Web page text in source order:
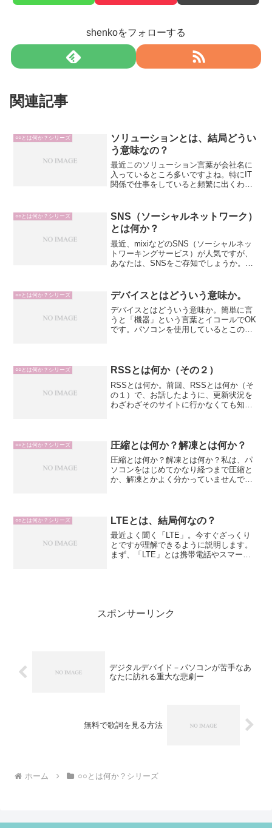
shenkoをフォローする
関連記事
○○とは何か？シリーズ
ソリューションとは、結局どうい
う意味なの？
最近このソリューション言葉が会社名に
入っているところ多いですよね。特にIT
関係で仕事をしていると頻繁に出くわし
で使うこともよくあります。そんな「ソ
リューション」をこのエ...
○○とは何か？シリーズ
SNS（ソーシャルネットワーク）
とは何か？
最近、mixiなどのSNS（ソーシャルネッ
トワーキングサービス）が人気ですが、
あなたは、SNSをご存知でしょうか。有
以下、e-wordsより引用------...
○○とは何か？シリーズ デバイスとはどういう意味か。
デバイスとはどういう意味か。簡単に言
うと「機器」という言葉とイコールでOK
です。パソコンを使用しているとこの
えると分かりやすいですね...
○○とは何か？シリーズ RSSとは何か（その２）
RSSとは何か。前回、RSSとは何か（そ
の１）で、お話したように、更新状況を
わざわざそのサイトに行かなくても知る
うことになります。ま...
○○とは何か？シリーズ 圧縮とは何か？解凍とは何か？
圧縮とは何か？解凍とは何か？私は、パ
ソコンをはじめてかなり経つまで圧縮と
か、解凍とかよく分かっていませんでし
が、超簡単に理解できるよ...
○○とは何か？シリーズ LTEとは、結局何なの？
最近よく聞く「LTE」。今すぐざっくり
とですが理解できるように説明します。
まず、「LTE」とは携帯電話やスマート
スポンサーリンク
デジタルデバイド－パソコンが苦手なあ
なたに訪れる重大な悲劇ー
無料で歌詞を見る方法
ホーム ○○とは何か？シリーズ